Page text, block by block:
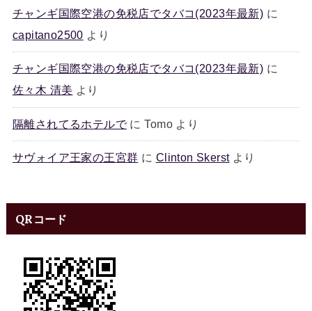
チャンギ国際空港の免税店でタバコ(2023年最新) に
capitano2500 より
チャンギ国際空港の免税店でタバコ(2023年最新) に
佐々木 清美 より
隔離されてるホテルでにTomoより
サヴォイア王家の王宮群 に Clinton Skerstより
QRコード